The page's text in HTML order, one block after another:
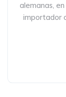
alemanas,
importador